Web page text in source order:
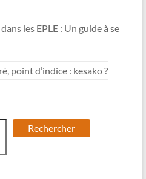
les EPLE : Un guide à se
point d’indice : kesako ?
Rechercher